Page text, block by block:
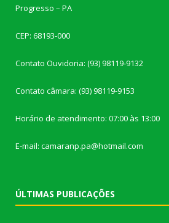
Progresso – PA
CEP: 68193-000
Contato Ouvidoria: (93) 98119-9132
Contato câmara: (93) 98119-9153
Horário de atendimento: 07:00 às 13:00
E-mail: camaranp.pa@hotmail.com
ÚLTIMAS PUBLICAÇÕES